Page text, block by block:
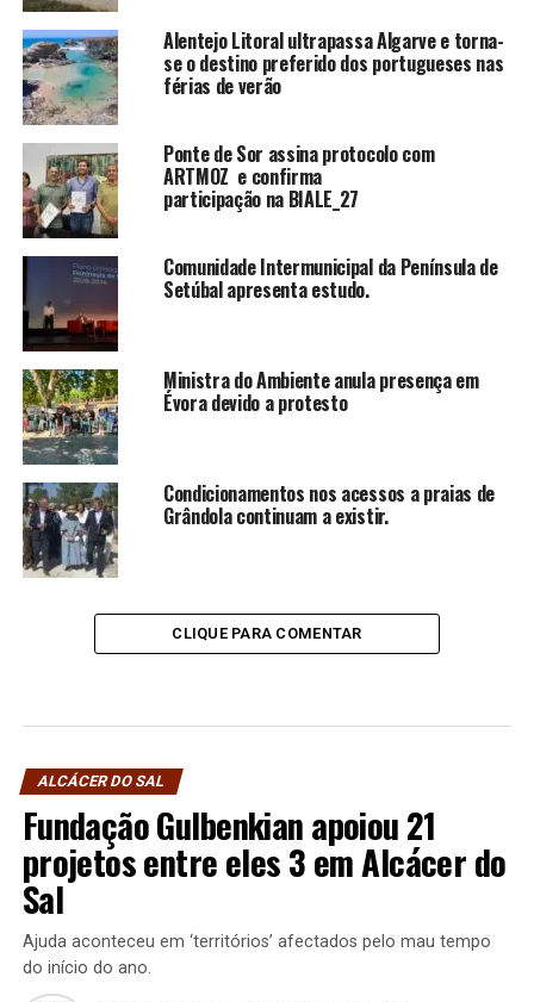
Alentejo Litoral ultrapassa Algarve e torna-
se o destino preferido dos portugueses nas
férias de verão
Ponte de Sor assina protocolo com
ARTMOZ e confirma
participação na BIALE_27
Comunidade Intermunicipal da Península de
Setúbal apresenta estudo.
Ministra do Ambiente anula presença em
Évora devido a protesto
Condicionamentos nos acessos a praias de
Grândola continuam a existir.
CLIQUE PARA COMENTAR
ALCÁCER DO SAL
Fundação Gulbenkian apoiou 21
projetos entre eles 3 em Alcácer do
Sal
Ajuda aconteceu em ‘territórios’ afectados pelo mau tempo
do início do ano.